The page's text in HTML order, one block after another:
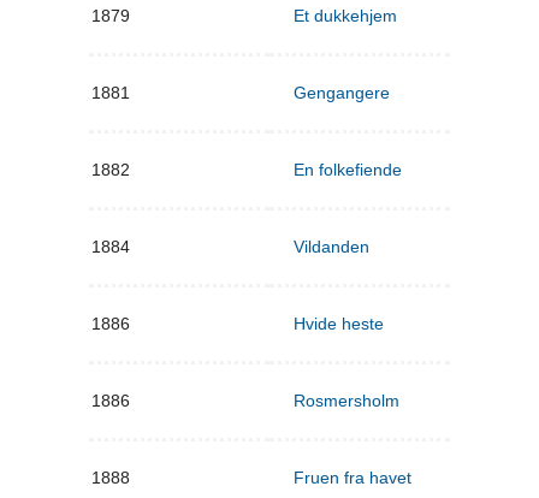
1879 Et dukkehjem
1881 Gengangere
1882 En folkefiende
1884 Vildanden
1886 Hvide heste
1886 Rosmersholm
1888 Fruen fra havet